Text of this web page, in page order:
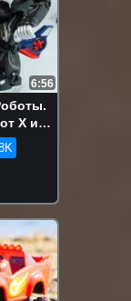
6:56
X и